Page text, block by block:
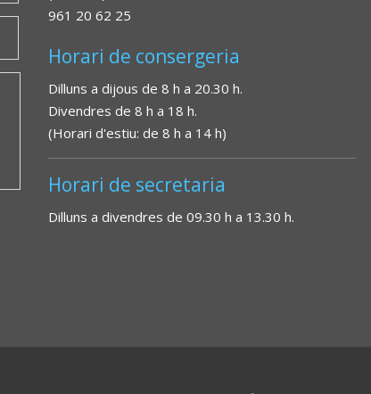
961 20 62 25
Horari de consergeria
Dilluns a dijous de 8 h a 20.30 h.
Divendres de 8 h a 18 h.
(Horari d'estiu: de 8 h a 14 h)
Horari de secretaria
Dilluns a divendres de 09.30 h a 13.30 h.